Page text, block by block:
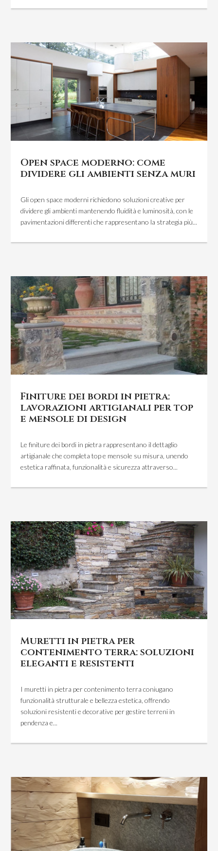
Open space moderno: come
dividere gli ambienti senza muri
Gli open space moderni richiedono soluzioni creative per
dividere gli ambienti mantenendo fluidità e luminosità, con le
pavimentazioni differenti che rappresentano la strategia più...
Finiture dei bordi in pietra:
lavorazioni artigianali per top
e mensole di design
Le finiture dei bordi in pietra rappresentano il dettaglio
artigianale che completa top e mensole su misura, unendo
estetica raffinata, funzionalità e sicurezza attraverso...
Muretti in pietra per
contenimento terra: soluzioni
eleganti e resistenti
I muretti in pietra per contenimento terra coniugano
funzionalità strutturale e bellezza estetica, offrendo
soluzioni resistenti e decorative per gestire terreni in
pendenza e...